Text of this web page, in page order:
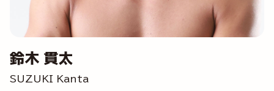
鈴木 貫太
SUZUKI Kanta